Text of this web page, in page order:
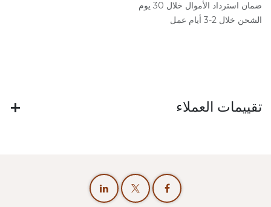
ضمان استرداد الأموال خلال 30 يوم
الشحن خلال 2-3 أيام عمل
تقييمات العملاء